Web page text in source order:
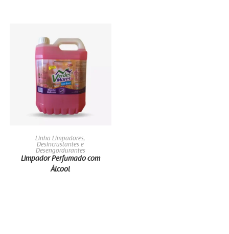
LEIA MAIS
Linha Limpadores,
Desincrustantes e
Desengordurantes
Limpador Perfumado com
Álcool